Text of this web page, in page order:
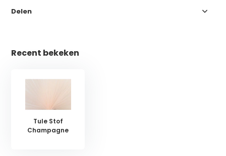
Delen
Recent bekeken
Tule Stof
Champagne